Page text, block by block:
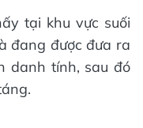
tại khu vực suối
đang được đưa ra
danh tính, sau đó